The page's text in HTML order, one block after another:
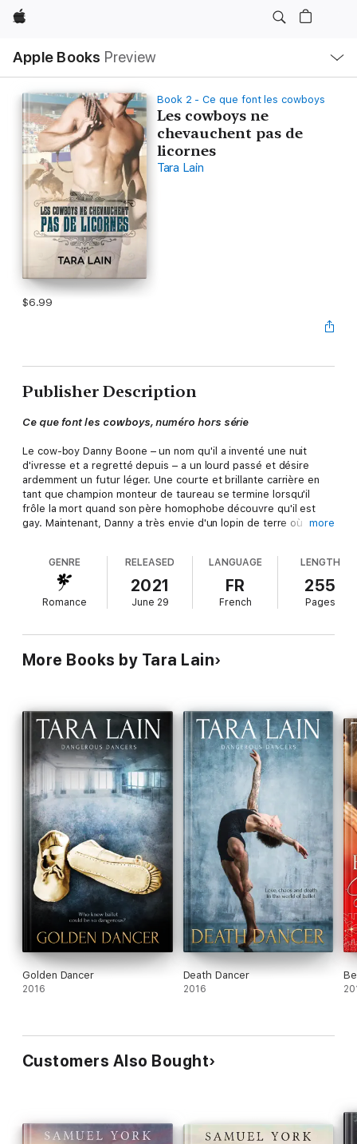
Apple
Apple Books Preview
Nav
Open
Menu
Book 2 - Ce que font les cowboys
Les cowboys ne
chevauchent pas de
licornes
Tara Lain
$6.99
Publisher Description
Ce que font les cowboys, numéro hors série
Le cow-boy Danny Boone – un nom qu'il a inventé une nuit
d'ivresse et a regretté depuis – a un lourd passé et désire
ardemment un futur léger. Une courte et brillante carrière en
tant que champion monteur de taureau se termine lorsqu'il
frôle la mort quand son père homophobe découvre qu'il est
gay. Maintenant, Danny a très envie d'un lopin de terre où
mec efféminé magnifique qui aime dominer –une combinaison
aussi rare qu'une licorne.
Puis le ranch pour hôtes où travaille Danny attire le décorateur
coupe le souffle des chevaux et si courageux qu'il tue presque
l'agresseur de Danny. Laurie essaie de sortir de sous la coupe
d'une mère autoritaire, d'un père impuissant et d'un riche petit
licornes.
more
GENRE
Romance
RELEASED
2021
June 29
LANGUAGE
FR
French
LENGTH
255
Pages
More Books by Tara Lain
Golden Dancer
2016
Death Dancer
2016
Customers Also Bought